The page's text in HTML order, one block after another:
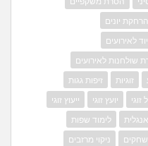
הרחקת יונים
לאירועים
שולחנות לאירועים
זוגיות
זיפות גגות
זוגי יועץ זוגי
ייעוץ זוגי
לימוד שפות
ניקוי מרזבים